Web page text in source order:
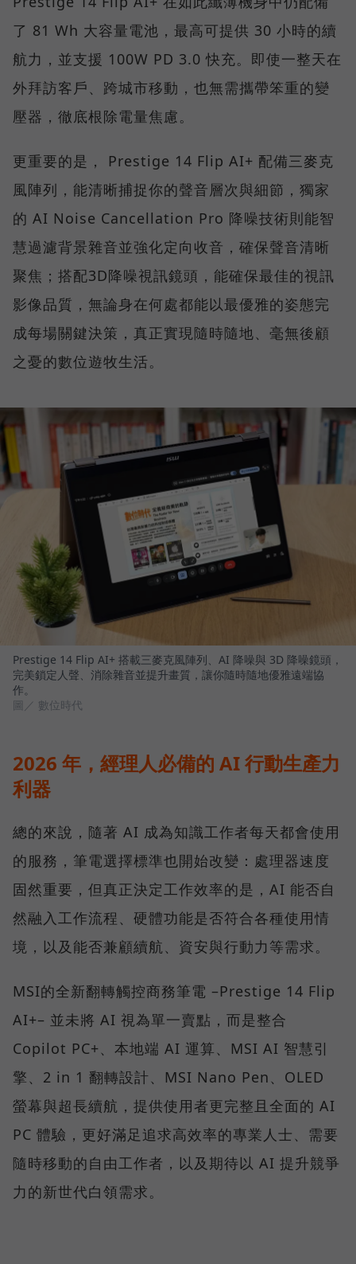
了 81 Wh 大容量電池，最高可提供 30 小時的續
航力，並支援 100W PD 3.0 快充。即使一整天在
外拜訪客戶、跨城市移動，也無需攜帶笨重的變
壓器，徹底根除電量焦慮。
更重要的是， Prestige 14 Flip AI+ 配備三麥克
風陣列，能清晰捕捉你的聲音層次與細節，獨家
的 AI Noise Cancellation Pro 降噪技術則能智
慧過濾背景雜音並強化定向收音，確保聲音清晰
聚焦；搭配3D降噪視訊鏡頭，能確保最佳的視訊
影像品質，無論身在何處都能以最優雅的姿態完
成每場關鍵決策，真正實現隨時隨地、毫無後顧
之憂的數位遊牧生活。
Prestige 14 Flip AI+ 搭載三麥克風陣列、AI 降噪與 3D 降噪鏡頭，
完美鎖定人聲、消除雜音並提升畫質，讓你隨時隨地優雅遠端協
作。
圖／ 數位時代
2026 年，經理人必備的 AI 行動生產力
利器
總的來說，隨著 AI 成為知識工作者每天都會使用
的服務，筆電選擇標準也開始改變：處理器速度
固然重要，但真正決定工作效率的是，AI 能否自
然融入工作流程、硬體功能是否符合各種使用情
境，以及能否兼顧續航、資安與行動力等需求。
MSI的全新翻轉觸控商務筆電 –Prestige 14 Flip
AI+– 並未將 AI 視為單一賣點，而是整合
Copilot PC+、本地端 AI 運算、MSI AI 智慧引
擎、2 in 1 翻轉設計、MSI Nano Pen、OLED
螢幕與超長續航，提供使用者更完整且全面的 AI
PC 體驗，更好滿足追求高效率的專業人士、需要
隨時移動的自由工作者，以及期待以 AI 提升競爭
力的新世代白領需求。